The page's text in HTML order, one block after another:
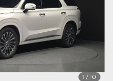
1 /10